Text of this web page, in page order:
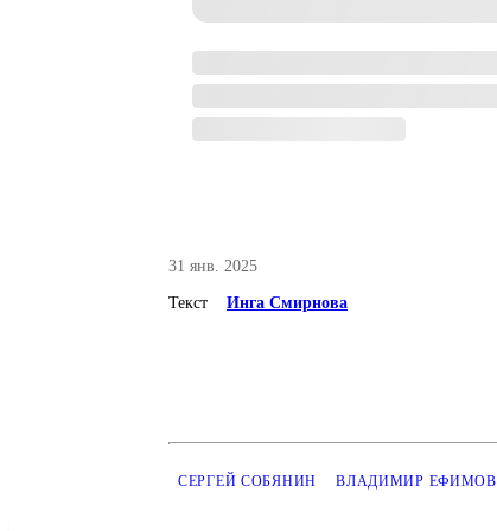
31 янв. 2025
Текст Инга Смирнова
СЕРГЕЙ СОБЯНИН ВЛАДИМИР ЕФИМОВ